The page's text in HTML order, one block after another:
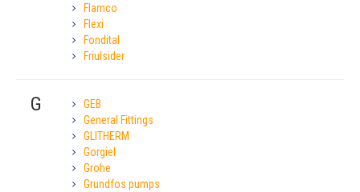
Flamco
Flexi
Fondital
Friulsider
G
GEB
General Fittings
GLITHERM
Gorgiel
Grohe
Grundfos pumps